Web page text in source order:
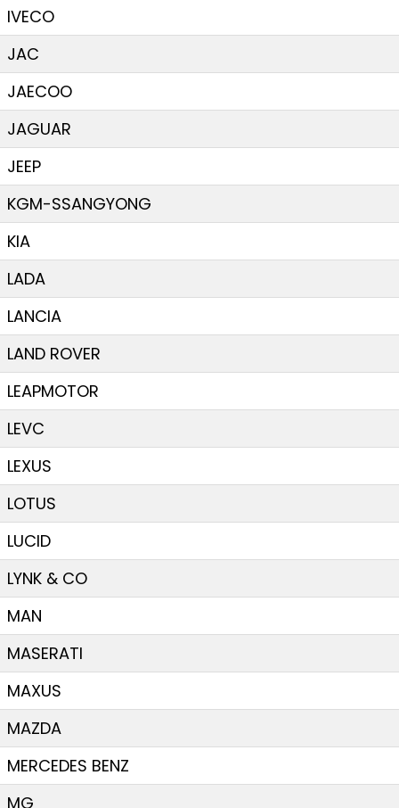
IVECO
JAC
JAECOO
JAGUAR
JEEP
KGM-SSANGYONG
KIA
LADA
LANCIA
LAND ROVER
LEAPMOTOR
LEVC
LEXUS
LOTUS
LUCID
LYNK & CO
MAN
MASERATI
MAXUS
MAZDA
MERCEDES BENZ
MG